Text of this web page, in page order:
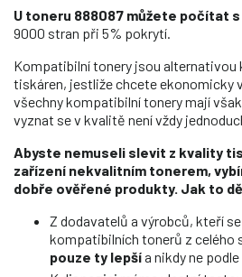
U toneru 888087 můžete počítat
9000 stran při 5% pokrytí.
Kompatibilní tonery jsou alternativou
tiskáren, jestliže chcete ekonomicky
všechny kompatibilní tonery mají
vyznat se v kvalitě není vždy
Abyste nemuseli slevit z kvality
zařízení nekvalitním tonerem,
dobře ověřené produkty. Jak to
Z dodavatelů a výrobců, kteří
kompatibilních tonerů z celého
pouze ty lepšía nikdy ne